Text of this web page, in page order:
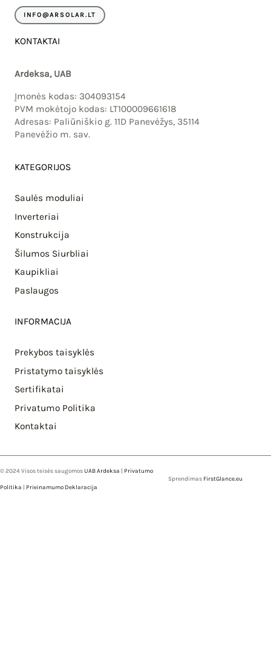
INFO@ARSOLAR.LT
KONTAKTAI
Ardeksa, UAB
Įmonės kodas: 304093154
PVM mokėtojo kodas: LT100009661618
Adresas: Paliūniškio g. 11D Panevėžys, 35114
Panevėžio m. sav.
KATEGORIJOS
Saulės moduliai
Inverteriai
Konstrukcija
Šilumos Siurbliai
Kaupikliai
Paslaugos
INFORMACIJA
Prekybos taisyklės
Pristatymo taisyklės
Sertifikatai
Privatumo Politika
Kontaktai
© 2024 Visos teisės saugomosUAB Ardeksa | Privatumo
Politika | Prieinamumo Deklaracija
Sprendimas FirstGlance.eu